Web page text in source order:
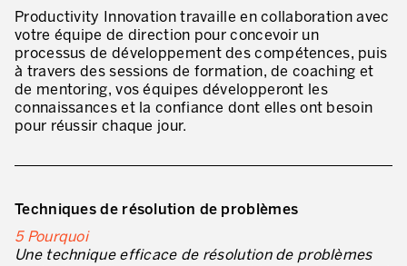
Secteurs d’activité
Productivity Innovation travaille en collaboration avec
votre équipe de direction pour concevoir un
processus de développement des compétences, puis
à travers des sessions de formation, de coaching et
de mentoring, vos équipes développeront les
connaissances et la confiance dont elles ont besoin
pour réussir chaque jour.
Techniques de résolution de problèmes
5 Pourquoi
Une technique efficace de résolution de problèmes